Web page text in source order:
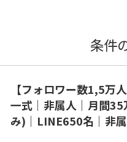
条件
【フォロワー数1,5万
一式｜非属人｜月間
み)｜LINE650名｜非